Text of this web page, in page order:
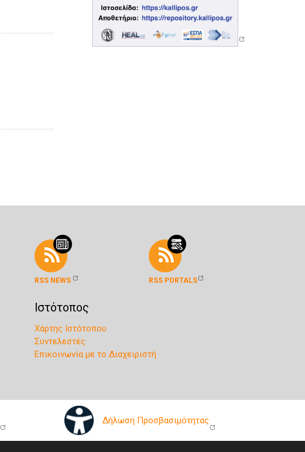
RSS NEWS RSS PORTALS
Ιστότοπος
Χάρτης Ιστότοπου
Συντελεστές
Επικοινωνία με το Διαχειριστή
Δήλωση Προσβασιμότητας